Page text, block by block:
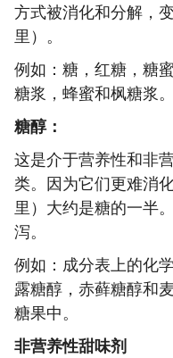
方式被消化和分解，
里）。
例如：糖，红糖，糖
糖浆，蜂蜜和枫糖浆。
糖醇：
这是介于营养性和非
类。因为它们更难消
里）大约是糖的一半
泻。
例如：成分表上的化
露糖醇，赤藓糖醇和
糖果中。
非营养性甜味剂